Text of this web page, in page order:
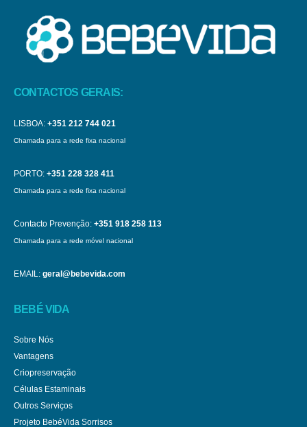
CONTACTOS GERAIS:
LISBOA: +351 212 744 021
Chamada para a rede fixa nacional
PORTO: +351 228 328 411
Chamada para a rede fixa nacional
Contacto Prevenção: +351 918 258 113
Chamada para a rede móvel nacional
EMAIL: geral@bebevida.com
BEBÉ VIDA
Sobre Nós
Vantagens
Criopreservação
Células Estaminais
Outros Serviços
Projeto BebéVida Sorrisos